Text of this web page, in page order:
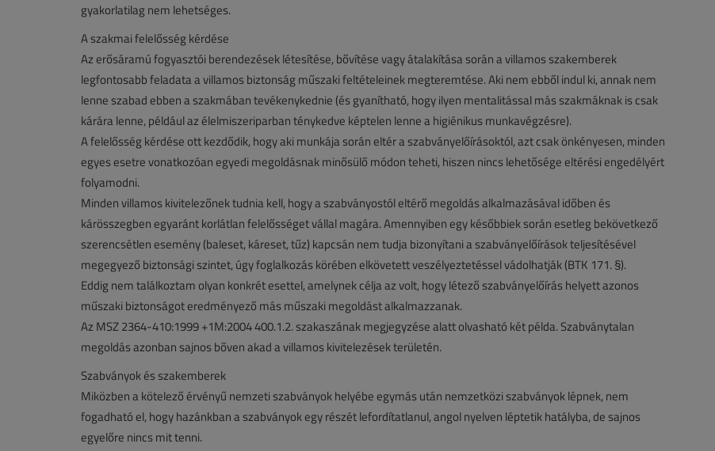
gyakorlatilag nem lehetséges.
A szakmai felelősség kérdése
Az erősáramú fogyasztói berendezések létesítése, bővítése vagy átalakítása során a villamos szakemberek
legfontosabb feladata a villamos biztonság műszaki feltételeinek megteremtése. Aki nem ebből indul ki, annak nem
lenne szabad ebben a szakmában tevékenykednie (és gyanítható, hogy ilyen mentalitással más szakmáknak is csak
kárára lenne, például az élelmiszeriparban ténykedve képtelen lenne a higiénikus munkavégzésre).
A felelősség kérdése ott kezdődik, hogy aki munkája során eltér a szabványelőírásoktól, azt csak önkényesen, minden
egyes esetre vonatkozóan egyedi megoldásnak minősülő módon teheti, hiszen nincs lehetősége eltérési engedélyért
folyamodni.
Minden villamos kivitelezőnek tudnia kell, hogy a szabványostól eltérő megoldás alkalmazásával időben és
kárösszegben egyaránt korlátlan felelősséget vállal magára. Amennyiben egy későbbiek során esetleg bekövetkező
szerencsétlen esemény (baleset, káreset, tűz) kapcsán nem tudja bizonyítani a szabványelőírások teljesítésével
megegyező biztonsági szintet, úgy foglalkozás körében elkövetett veszélyeztetéssel vádolhatják (BTK 171. §).
Eddig nem találkoztam olyan konkrét esettel, amelynek célja az volt, hogy létező szabványelőírás helyett azonos
műszaki biztonságot eredményező más műszaki megoldást alkalmazzanak.
Az MSZ 2364-410:1999 +1M:2004 400.1.2. szakaszának megjegyzése alatt olvasható két példa. Szabványtalan
megoldás azonban sajnos bőven akad a villamos kivitelezések területén.
Szabványok és szakemberek
Miközben a kötelező érvényű nemzeti szabványok helyébe egymás után nemzetközi szabványok lépnek, nem
fogadható el, hogy hazánkban a szabványok egy részét lefordítatlanul, angol nyelven léptetik hatályba, de sajnos
egyelőre nincs mit tenni.